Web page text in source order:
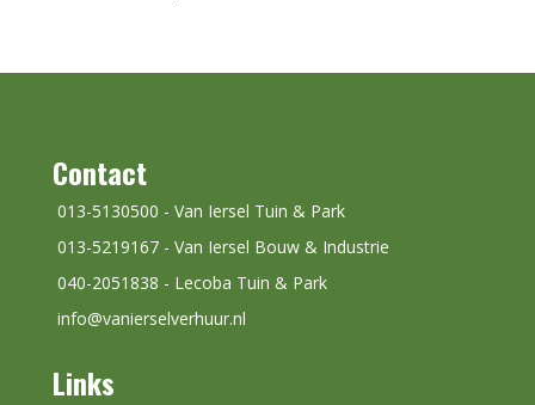
Links
Contact
013-5130500 - Van Iersel Tuin & Park
013-5219167 - Van Iersel Bouw & Industrie
040-2051838 - Lecoba Tuin & Park
info@vanierselverhuur.nl